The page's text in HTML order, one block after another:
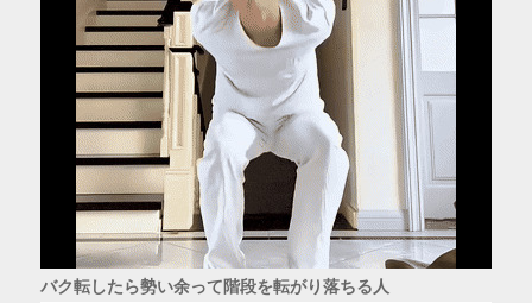
バク転したら勢い余って階段を転がり落ちる人